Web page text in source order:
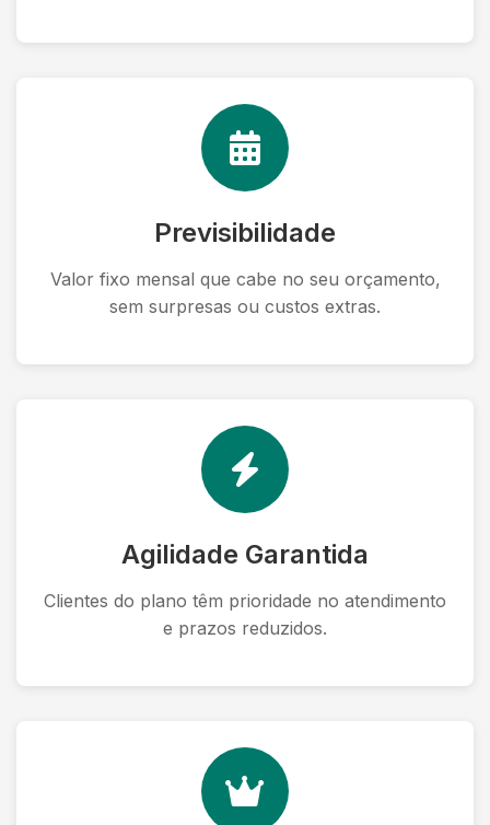
Previsibilidade
Valor fixo mensal que cabe no seu orçamento,
sem surpresas ou custos extras.
Agilidade Garantida
Clientes do plano têm prioridade no atendimento
e prazos reduzidos.